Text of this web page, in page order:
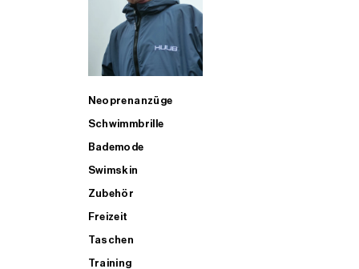
Neoprenanzüge
Schwimmbrille
Bademode
Swimskin
Zubehör
Freizeit
Taschen
Training